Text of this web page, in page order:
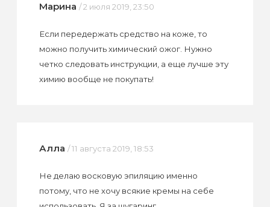
Марина / 2 июля 2019, 23:50
Если передержать средство на коже, то
можно получить химический ожог. Нужно
четко следовать инструкции, а еще лучше эту
химию вообще не покупать!
Алла / 11 августа 2019, 18:53
Не делаю восковую эпиляцию именно
потому, что не хочу всякие кремы на себе